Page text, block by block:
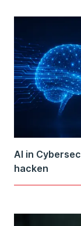
AI in
hacken